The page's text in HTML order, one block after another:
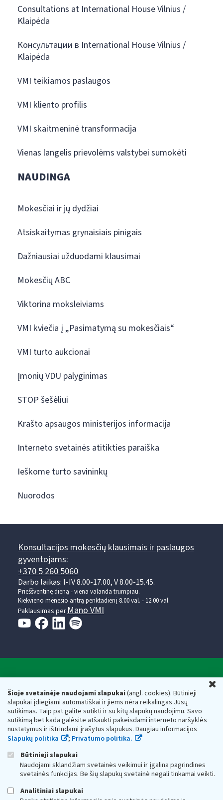
Šioje svetainėje naudojami slapukai(angl. cookies). Būtinieji
slapukai įdiegiami automatiškai ir jiems nėra reikalingas Jūsų
sutikimas. Taip pat galite sutikti ir su kitų slapukų naudojimu. Savo
sutikimą bet kada galėsite atšaukti pakeisdami interneto naršyklės
nustatymus ir ištrindami įrašytus slapukus. Daugiau informacijos
Slapukų politika
; Privatumo politika.
Būtinieji slapukai
Naudojami sklandžiam svetainės veikimui ir įgalina pagrindines
svetainės funkcijas. Be šių slapukų svetainė negali tinkamai veikti.
Analitiniai slapukai
Consultations at International House Vilnius /
Klaipėda
Консультации в International House Vilnius /
Klaipėda
VMI teikiamos paslaugos
VMI kliento profilis
VMI skaitmeninė transformacija
Vienas langelis prievolėms valstybei sumokėti
NAUDINGA
Mokesčiai ir jų dydžiai
Atsiskaitymas grynaisiais pinigais
Dažniausiai užduodami klausimai
Mokesčių ABC
Viktorina moksleiviams
VMI kviečia į „Pasimatymą su mokesčiais“
VMI turto aukcionai
Įmonių VDU palyginimas
STOP šešėliui
Krašto apsaugos ministerijos informacija
Interneto svetainės atitikties paraiška
Ieškome turto savininkų
Nuorodos
Konsultacijos mokesčių klausimais ir paslaugos
gyventojams:
+370 5 260 5060
Darbo laikas: I-IV 8.00-17.00, V 8.00-15.45.
Prieššventinę dieną - viena valanda trumpiau.
Kiekvieno mėnesio antrą penktadienį 8.00 val. - 12.00 val.
Paklausimas per Mano VMI
Respublikos finansų ministerijos
Biudžetinė įstaiga. Juridinio asmens kodas — 188659752,
adresas: Vasario 16-osios g. 14, 01107 Vilnius, Lietuva, el.paštas:
vmi@vmi.lt, E. pristatymo dėžutės adresas 188659752
Duomenys apie Valstybinę mokesčių inspekciją prie Lietuvos
Respublikos finansų ministerijos kaupiami ir saugomi Juridinių